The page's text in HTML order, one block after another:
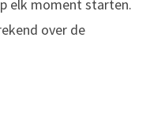
elk moment starten.
over de